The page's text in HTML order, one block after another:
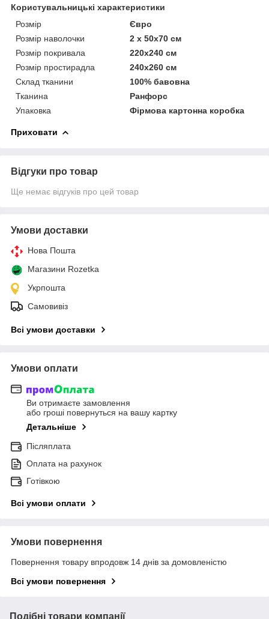
Користувальницькі характеристики
Розмір
Євро
Розмір наволочки
2 x 50х70 см
Розмір покривала
220х240 см
Розмір простирадла
240х260 см
Склад тканини
100% бавовна
Тканина
Ранфорс
Упаковка
Фірмова картонна коробка
Приховати
Відгуки про товар
Ще немає відгуків про цей товар
Умови доставки
Нова Пошта
Магазини Rozetka
Укрпошта
Самовивіз
Всі умови доставки
Умови оплати
Ви отримаєте замовлення
або гроші повернуться на вашу картку
Детальніше
Післяплата
Оплата на рахунок
Готівкою
Всі умови оплати
Умови повернення
Повернення товару впродовж 14 днів за домовленістю
Всі умови повернення
Подібні товари компанії